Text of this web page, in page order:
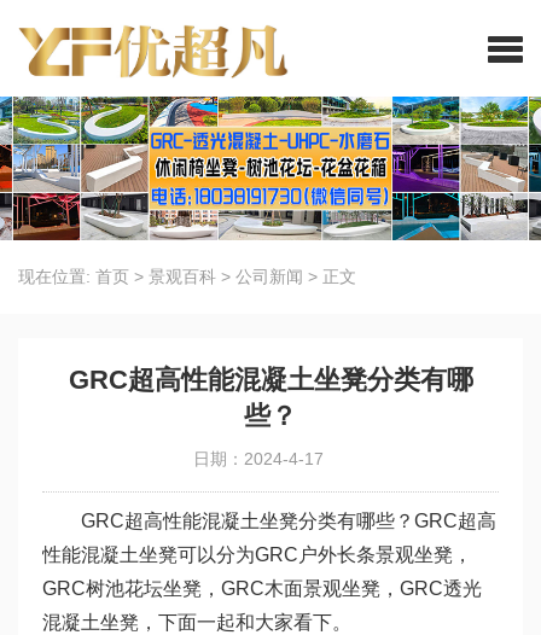
现在位置: 首页 > 景观百科 > 公司新闻 > 正文
GRC超高性能混凝土坐凳分类有哪
些？
日期：2024-4-17
GRC超高性能混凝土坐凳分类有哪些？GRC超高
性能混凝土坐凳可以分为GRC户外长条景观坐凳，
GRC树池花坛坐凳，GRC木面景观坐凳，GRC透光
混凝土坐凳，下面一起和大家看下。